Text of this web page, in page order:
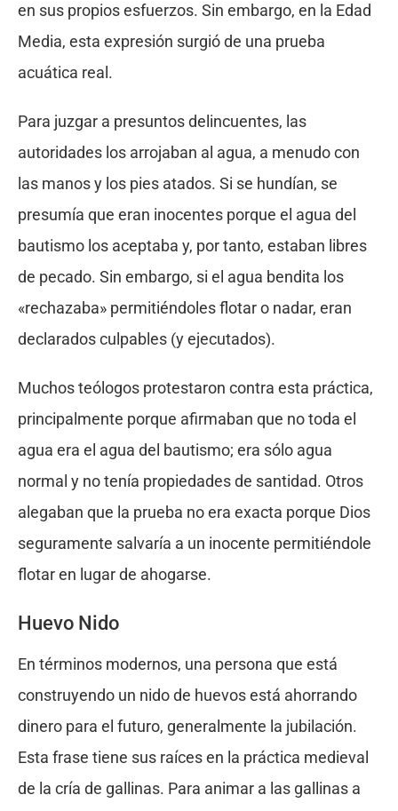
en sus propios esfuerzos. Sin embargo, en la Edad
Media, esta expresión surgió de una prueba
acuática real.
Para juzgar a presuntos delincuentes, las
autoridades los arrojaban al agua, a menudo con
las manos y los pies atados. Si se hundían, se
presumía que eran inocentes porque el agua del
bautismo los aceptaba y, por tanto, estaban libres
de pecado. Sin embargo, si el agua bendita los
«rechazaba» permitiéndoles flotar o nadar, eran
declarados culpables (y ejecutados).
Muchos teólogos protestaron contra esta práctica,
principalmente porque afirmaban que no toda el
agua era el agua del bautismo; era sólo agua
normal y no tenía propiedades de santidad. Otros
alegaban que la prueba no era exacta porque Dios
seguramente salvaría a un inocente permitiéndole
flotar en lugar de ahogarse.
Huevo Nido
En términos modernos, una persona que está
construyendo un nido de huevos está ahorrando
dinero para el futuro, generalmente la jubilación.
Esta frase tiene sus raíces en la práctica medieval
de la cría de gallinas. Para animar a las gallinas a